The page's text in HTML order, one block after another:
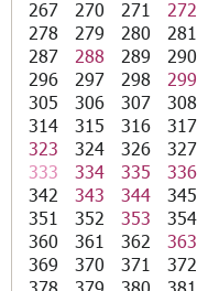
267
270 271 272
278
279 280 281
287
288 289 290
296
297 298 299
305
306 307 308
314
315 316 317
323
324 326 327
333
334 335 336
342
343 344 345
351
352 353 354
360
361 362 363
369
370 371 372